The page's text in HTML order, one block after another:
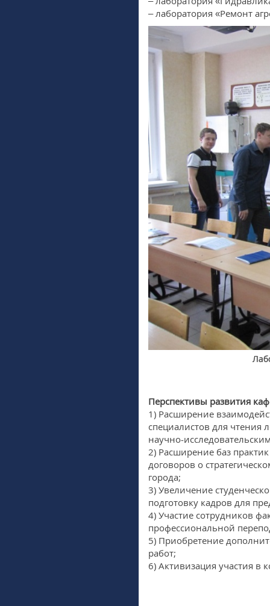
– лаборатория «Ремонт
Перспективы развития
1) Расширение
специалистов для чтения
научно-
2) Расширение баз
договоров о
города;
3) Увеличение
подготовку кадров для
4) Участие сотрудников
профессиональной
5) Приобретение
работ;
6) Активизация участия в